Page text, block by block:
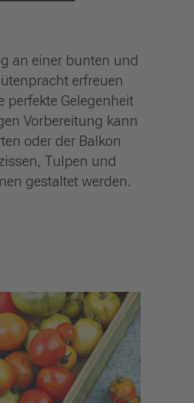
an einer bunten und
erfreuen
perfekte Gelegenheit
Vorbereitung kann
oder der Balkon
Tulpen und
gestaltet werden.